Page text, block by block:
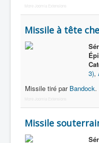
More Joomla Extensions
Missile à tête
3),
Missile tiré par Bandock.
More Joomla Extensions
Missile